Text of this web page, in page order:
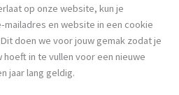
op onze website, kun je
mailadres en website in een cookie
doen we voor jouw gemak zodat je
in te vullen voor een nieuwe
jaar lang geldig.